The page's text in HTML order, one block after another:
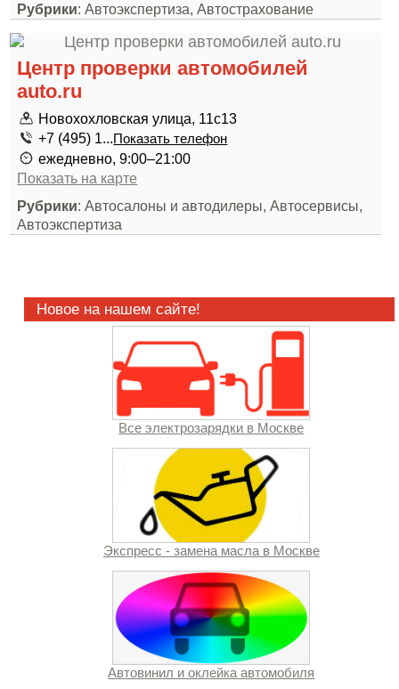
Рубрики: Автоэкспертиза, Автострахование
Центр проверки автомобилей
auto.ru
Новохохловская улица, 11с13
+7 (495) 1...Показать телефон
ежедневно, 9:00–21:00
Показать на карте
Рубрики: Автосалоны и автодилеры, Автосервисы,
Автоэкспертиза
Новое на нашем сайте!
Все электрозарядки в Москве
Экспресс - замена масла в Москве
Автовинил и оклейка автомобиля